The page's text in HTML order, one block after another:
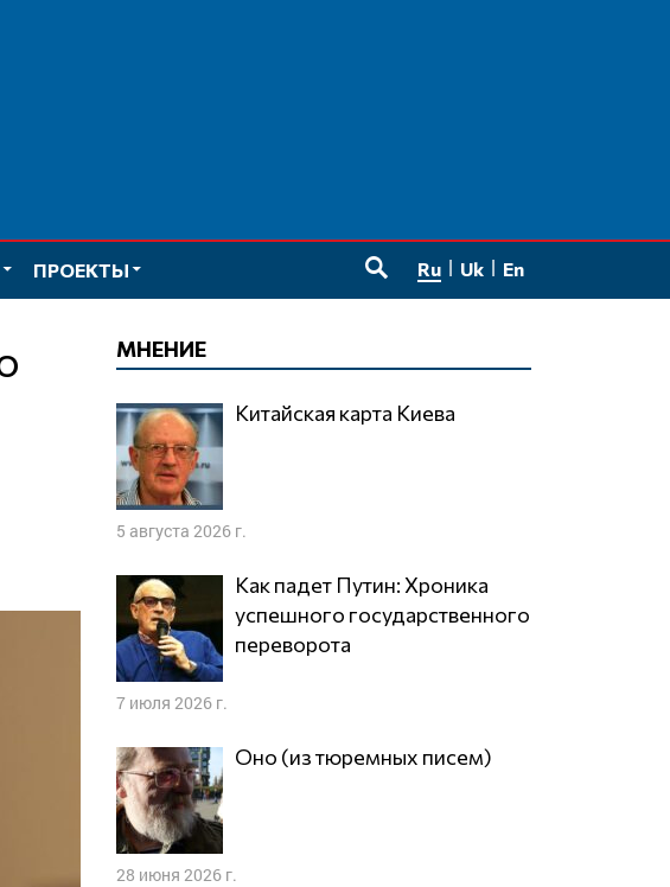
ПРОЕКТЫ
Ru Uk En
МНЕНИЕ
Китайская карта Киева
5 августа 2026 г.
Как падет Путин: Хроника
успешного государственного
переворота
7 июля 2026 г.
Оно (из тюремных писем)
28 июня 2026 г.